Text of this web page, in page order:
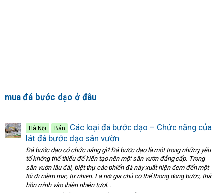
mua đá bước dạo ở đâu
Hà Nội Bán
Các loại đá bước dạo – Chức năng của
lát đá bước dạo sân vườn
Đá bước dạo có chức năng gì? Đá bước dạo là một trong những yếu
tố không thể thiếu để kiến tạo nên một sân vườn đẳng cấp. Trong
sân vườn lâu đài, biệt thự các phiến đá này xuất hiện đem đến một
lối đi mềm mại, tự nhiên. Là nơi gia chủ có thể thong dong bước, thả
hồn mình vào thiên nhiên tươi...